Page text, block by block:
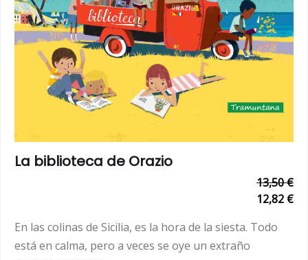
La biblioteca de Orazio
13,50 €
12,82 €
En las colinas de Sicilia, es la hora de la siesta. Todo
está en calma, pero a veces se oye un extraño